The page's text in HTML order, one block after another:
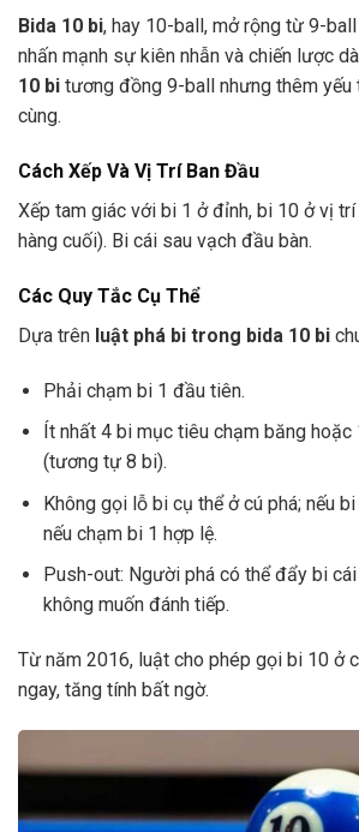
Bida 10 bi, hay 10-ball, mở rộng từ 9-
nhấn mạnh sự kiên nhẫn và chiến lược
10 bi tương đồng 9-ball nhưng thêm
cùng.
Cách Xếp Và Vị Trí Ban Đầu
Xếp tam giác với bi 1 ở đỉnh, bi 10 ở vị
hàng cuối). Bi cái sau vạch đầu bàn.
Các Quy Tắc Cụ Thể
Dựa trên luật phá bi trong bida 10 bi
Phải chạm bi 1 đầu tiên.
Ít nhất 4 bi mục tiêu chạm băng
(tương tự 8 bi).
Không gọi lỗ bi cụ thể ở cú phá; nếu
nếu chạm bi 1 hợp lệ.
Push-out: Người phá có thể đẩy bi
không muốn đánh tiếp.
Từ năm 2016, luật cho phép gọi bi 10 ở
ngay, tăng tính bất ngờ.